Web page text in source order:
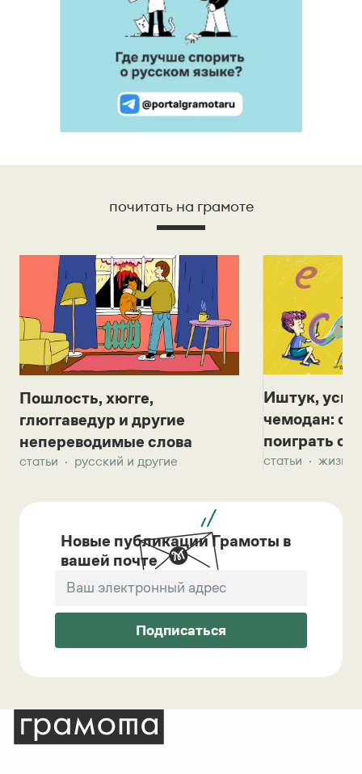
почитать на грамоте
Пошлость, хюгге,
глюггаведур и другие
непереводимые слова
статьи русский и другие
Иштук,
чемодан:
поиграть с
статьи жизнь
Новые публикации Грамоты в
вашей почте
Подписаться